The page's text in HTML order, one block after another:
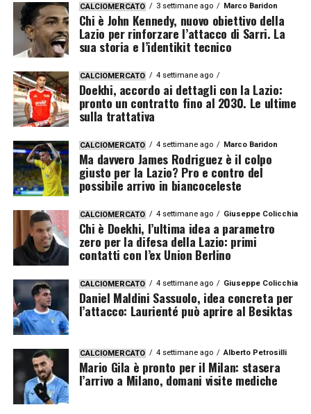
CALCIOMERCATO 3 settimane ago Marco Baridon
Chi è John Kennedy, nuovo obiettivo della
Lazio per rinforzare l’attacco di Sarri. La
sua storia e l’identikit tecnico
CALCIOMERCATO 4 settimane ago
Doekhi, accordo ai dettagli con la Lazio:
pronto un contratto fino al 2030. Le ultime
sulla trattativa
CALCIOMERCATO 4 settimane ago Marco Baridon
Ma davvero James Rodriguez è il colpo
giusto per la Lazio? Pro e contro del
possibile arrivo in biancoceleste
CALCIOMERCATO 4 settimane ago Giuseppe Colicchia
Chi è Doekhi, l’ultima idea a parametro
zero per la difesa della Lazio: primi
contatti con l’ex Union Berlino
CALCIOMERCATO 4 settimane ago Giuseppe Colicchia
Daniel Maldini Sassuolo, idea concreta per
l’attacco: Laurienté può aprire al Besiktas
CALCIOMERCATO 4 settimane ago Alberto Petrosilli
Mario Gila è pronto per il Milan: stasera
l’arrivo a Milano, domani visite mediche